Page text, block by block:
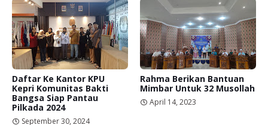
Daftar Ke Kantor KPU
Kepri Komunitas Bakti
Bangsa Siap Pantau
Pilkada 2024
September 30, 2024
Rahma Berikan Bantuan
Mimbar Untuk 32 Musollah
April 14, 2023